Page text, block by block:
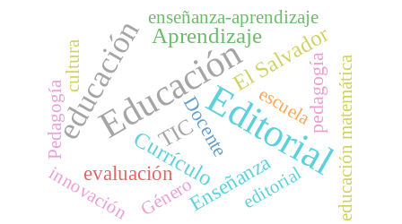
Editorial
Educación
educación TIC
AprendizajeEl Salvador
CurrículoEnseñanza
evaluación
pedagogía
Docente
enseñanza-aprendizaje
escuela
Pedagogía
editorial educación matemática
innovación Género
cultura